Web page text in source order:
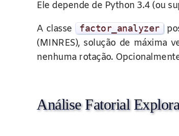
Ele depende de Python 3.4 (ou
A classe
factor_analyzer
(MINRES), solução de máxima
nenhuma rotação.
Análise Fatorial